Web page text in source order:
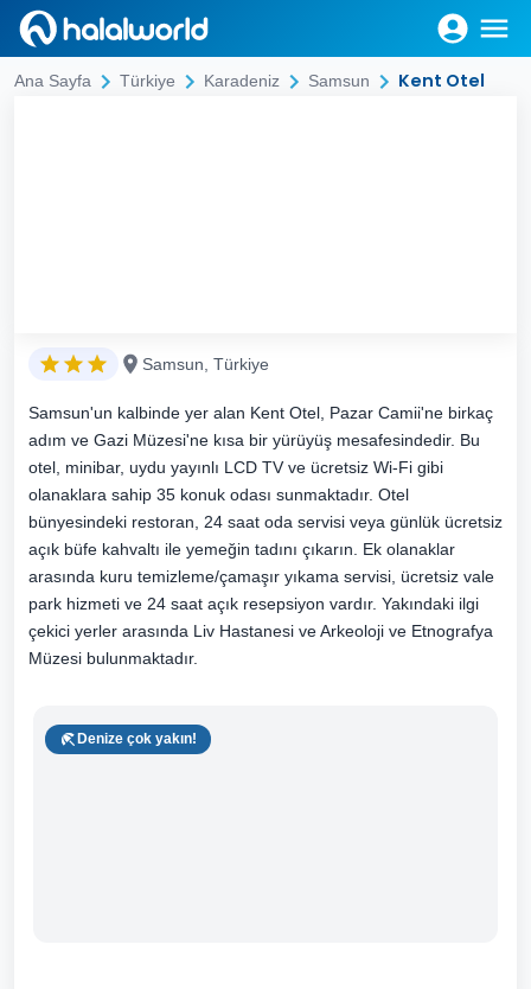
Ana Sayfa Türkiye Karadeniz Samsun Kent Otel
Samsun, Türkiye
Samsun'un kalbinde yer alan Kent Otel, Pazar Camii'ne birkaç
adım ve Gazi Müzesi'ne kısa bir yürüyüş mesafesindedir. Bu
otel, minibar, uydu yayınlı LCD TV ve ücretsiz Wi-Fi gibi
olanaklara sahip 35 konuk odası sunmaktadır. Otel
bünyesindeki restoran, 24 saat oda servisi veya günlük ücretsiz
açık büfe kahvaltı ile yemeğin tadını çıkarın. Ek olanaklar
arasında kuru temizleme/çamaşır yıkama servisi, ücretsiz vale
park hizmeti ve 24 saat açık resepsiyon vardır. Yakındaki ilgi
çekici yerler arasında Liv Hastanesi ve Arkeoloji ve Etnografya
Müzesi bulunmaktadır.
Denize çok yakın!